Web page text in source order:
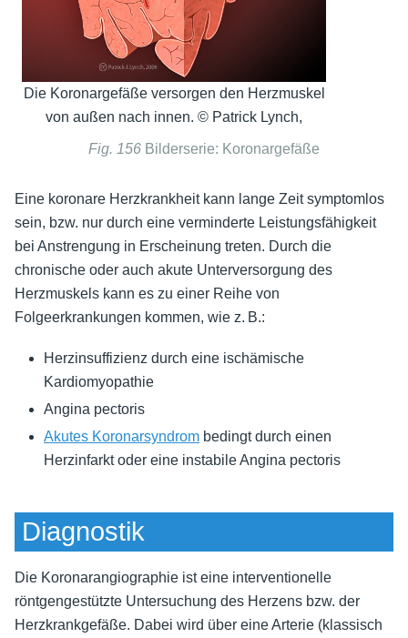
Die Koronargefäße versorgen den Herzmuskel
von außen nach innen. © Patrick Lynch,
Fig. 156 Bilderserie: Koronargefäße
Eine koronare Herzkrankheit kann lange Zeit symptomlos
sein, bzw. nur durch eine verminderte Leistungsfähigkeit
bei Anstrengung in Erscheinung treten. Durch die
chronische oder auch akute Unterversorgung des
Herzmuskels kann es zu einer Reihe von
Folgeerkrankungen kommen, wie z. B.:
Herzinsuffizienz durch eine ischämische
Kardiomyopathie
Angina pectoris
Akutes Koronarsyndrom bedingt durch einen
Herzinfarkt oder eine instabile Angina pectoris
Diagnostik
Die Koronarangiographie ist eine interventionelle
röntgengestützte Untersuchung des Herzens bzw. der
Herzkrankgefäße. Dabei wird über eine Arterie (klassisch